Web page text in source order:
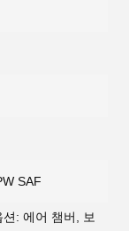
SAF
: 에어 챔버, 보